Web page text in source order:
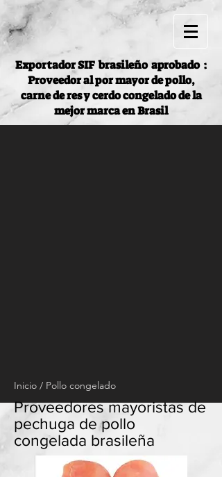
Exportador SIF brasileño aprobado :
Proveedor al por mayor de pollo,
carne de res y cerdo congelado de la
mejor marca en Brasil
Inicio / Pollo congelado
Proveedores mayoristas de
pechuga de pollo
congelada brasileña